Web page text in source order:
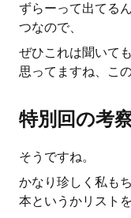
ずらーって出てる
つなので、
ぜひこれは聞いて
思ってますね、この
特別回の考
そうですね。
かなり珍しく私も
本というかリストを